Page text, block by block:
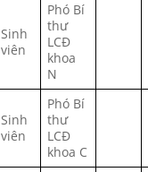
Sinh
viên
Phó Bí
thư
LCĐ
khoa
N
Sinh
viên
Phó Bí
thư
LCĐ
khoa C